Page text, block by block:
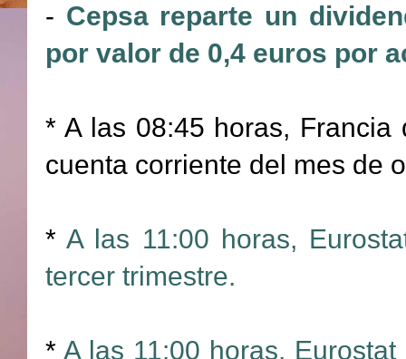
- Cepsa reparte un
por valor de 0,4 euros por
* A las 08:45 horas,
cuenta corriente del mes de
*A las 11:00 horas,
tercer trimestre.
* A las 11:00 horas,